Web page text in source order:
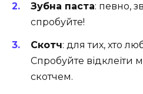
Зубна паста: певно,
спробуйте!
Скотч: для тих, хто
Спробуйте відклеїти
скотчем.